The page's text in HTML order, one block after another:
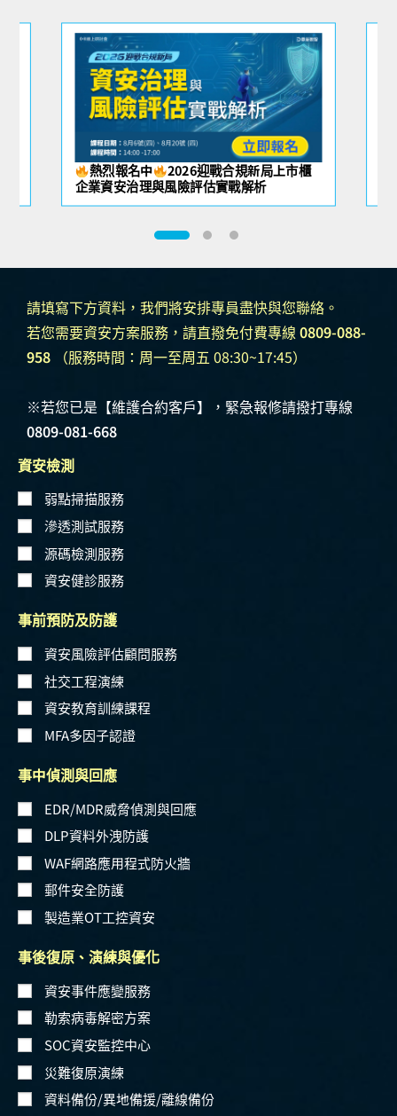
熱烈報名中
2026迎戰合規新局上市櫃
企業資安治理與風險評估實戰解析
請填寫下方資料，我們將安排專員盡快與您聯絡。
若您需要資安方案服務，請直撥免付費專線 0809-088-
958 （服務時間：周一至周五 08:30~17:45）
※若您已是【維護合約客戶】，緊急報修請撥打專線
0809-081-668
資安檢測
弱點掃描服務
滲透測試服務
源碼檢測服務
資安健診服務
事前預防及防護
資安風險評估顧問服務
社交工程演練
資安教育訓練課程
MFA多因子認證
事中偵測與回應
EDR/MDR威脅偵測與回應
DLP資料外洩防護
WAF網路應用程式防火牆
郵件安全防護
製造業OT工控資安
事後復原、演練與優化
資安事件應變服務
勒索病毒解密方案
SOC資安監控中心
災難復原演練
資料備份/異地備援/離線備份